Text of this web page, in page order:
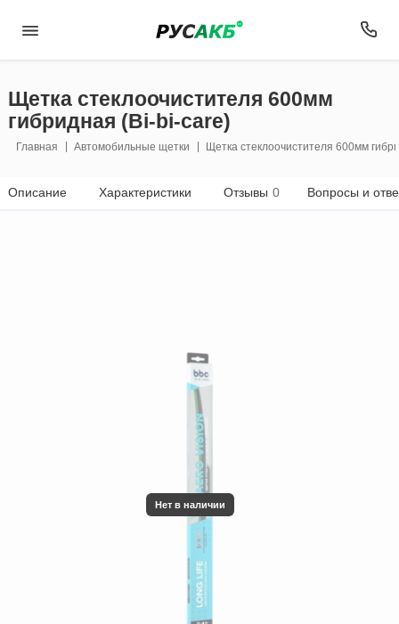
Щетка стеклоочистителя 600мм
гибридная (Bi-bi-care)
Главная Автомобильные щетки Щетка стеклоочистителя 600мм
Описание Характеристики Отзывы 0 Вопросы и
Нет в наличии